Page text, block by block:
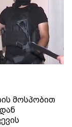
მოსპობით